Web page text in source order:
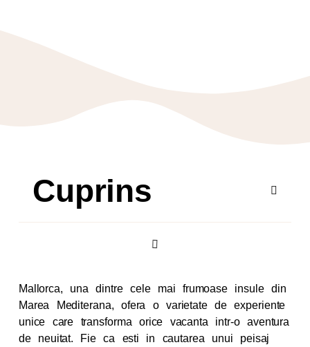
Cuprins
Mallorca, una dintre cele mai frumoase insule din
Marea Mediterana, ofera o varietate de experiente
unice care transforma orice vacanta intr-o aventura
de neuitat. Fie ca esti in cautarea unui peisaj